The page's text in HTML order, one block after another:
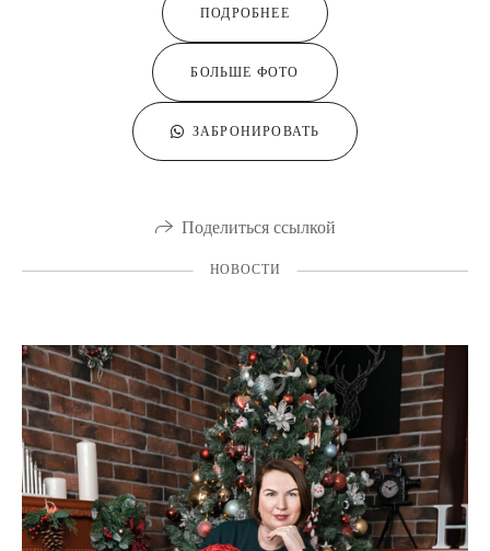
ПОДРОБНЕЕ
БОЛЬШЕ ФОТО
ЗАБРОНИРОВАТЬ
Поделиться ссылкой
НОВОСТИ